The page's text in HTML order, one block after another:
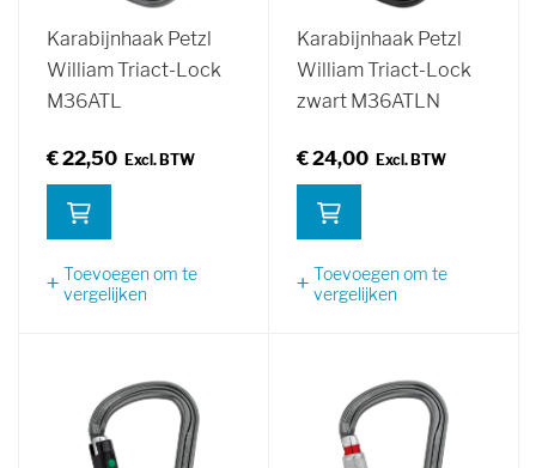
Karabijnhaak Petzl
William Triact-Lock
M36ATL
€ 22,50
Toevoegen om te
vergelijken
Karabijnhaak Petzl
William Triact-Lock
zwart M36ATLN
€ 24,00
Toevoegen om te
vergelijken